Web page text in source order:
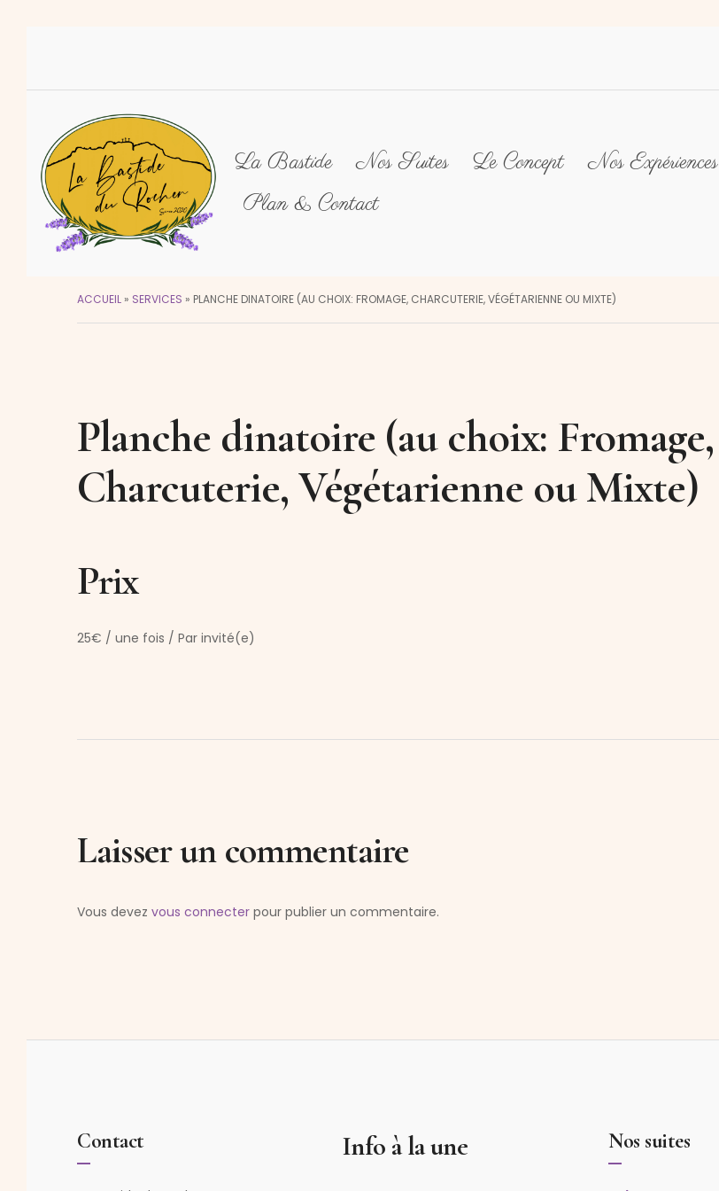
La Bastide Nos Suites Le Concept Nos Expériences
Plan & Contact
ACCUEIL » SERVICES » PLANCHE DINATOIRE (AU CHOIX: FROMAGE, CHARCUTERIE, VÉGÉTARIENNE OU MIXTE)
Planche dinatoire (au choix: Fromage,
Charcuterie, Végétarienne ou Mixte)
Prix
25€ / une fois / Par invité(e)
Laisser un commentaire
Vous devez vous connecter pour publier un commentaire.
Contact Info à la une Nos suites